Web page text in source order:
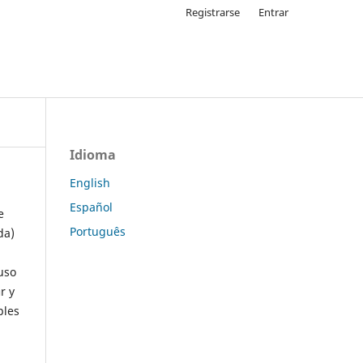
Registrarse Entrar
y
Idioma
English
Español
Português